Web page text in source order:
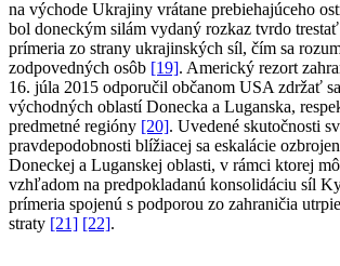
na východe Ukrajiny vrátane prebiehajúceho
bol doneckým silám vydaný rozkaz tvrdo
prímeria zo strany ukrajinských síl, čím sa
zodpovedných osôb [19]. Americký rezort
16. júla 2015 odporučil občanom USA zdržať
východných oblastí Donecka a Luganska,
predmetné regióny [20]. Uvedené skutočnosti
pravdepodobnosti blížiacej sa eskalácie
Doneckej a Luganskej oblasti, v rámci ktorej
vzhľadom na predpokladanú konsolidáciu síl
prímeria spojenú s podporou zo zahraničia
straty [21] [22].